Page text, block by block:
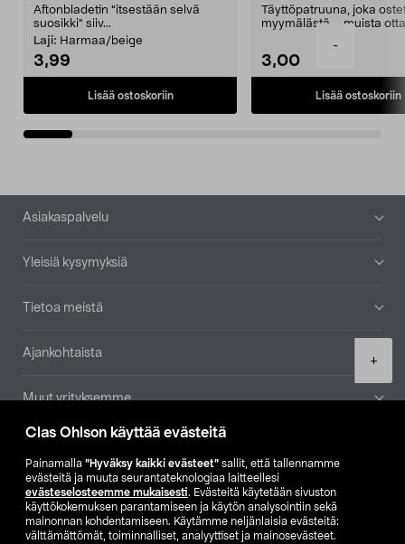
Clas Ohlson käyttää evästeitä
Painamalla ”Hyväksy kaikki evästeet” sallit, että tallennamme
evästeitä ja muuta seurantateknologiaa laitteellesi
evästeselosteemme mukaisesti. Evästeitä käytetään sivuston
käyttökokemuksen parantamiseen ja käytön analysointiin sekä
mainonnan kohdentamiseen. Käytämme neljänlaisia evästeitä:
välttämättömät, toiminnalliset, analyyttiset ja mainosevästeet.
-
+
Aftonbladetin "itsestään selvä
suosikki" siiv...
Laji: Harmaa/beige
3,99
Lisää ostoskoriin
Täyttöpatruuna, joka
myymälästä – muista
3,00
Lisää ostoskoriin
Alatunniste
Asiakaspalvelu
Yleisiä kysymyksiä
Tietoa meistä
Ajankohtaista
Muut yrityksemme
Etsi myymälä
SE NO FI
FI SV